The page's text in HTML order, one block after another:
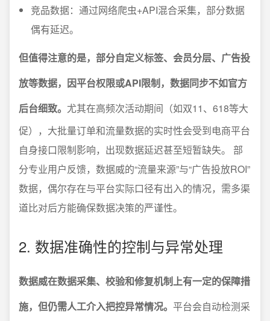
竞品数据：通过网络爬虫+API混合采集，部分数据
偶有延迟。
但值得注意的是，部分自定义标签、会员分层、广告投
放等数据，因平台权限或API限制，数据同步不如官方
后台细致。 尤其在高频次活动期间（如双11、618等大
促），大批量订单和流量数据的实时性会受到电商平台
自身接口限制影响，出现数据延迟甚至短暂缺失。 部
分专业用户反馈，数据威的“流量来源”与“广告投放ROI”
数据，偶尔存在与平台实际口径有出入的情况，需多渠
道比对后方能确保数据决策的严谨性。
2. 数据准确性的控制与异常处理
数据威在数据采集、校验和修复机制上有一定的保障措
施，但仍需人工介入把控异常情况。 平台会自动检测采